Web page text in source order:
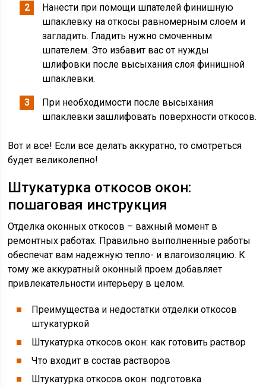
Нанести при помощи шпателей финишную
шпаклевку на откосы равномерным слоем и
загладить. Гладить нужно смоченным
шпателем. Это избавит вас от нужды
шлифовки после высыхания слоя финишной
шпаклевки.
При необходимости после высыхания
шпаклевки зашлифовать поверхности откосов.
Вот и все! Если все делать аккуратно, то смотреться
будет великолепно!
Штукатурка откосов окон:
пошаговая инструкция
Отделка оконных откосов – важный момент в
ремонтных работах. Правильно выполненные работы
обеспечат вам надежную тепло- и влагоизоляцию. К
тому же аккуратный оконный проем добавляет
привлекательности интерьеру в целом.
Преимущества и недостатки отделки откосов
штукатуркой
Штукатурка откосов окон: как готовить раствор
Что входит в состав растворов
Штукатурка откосов окон: подготовка